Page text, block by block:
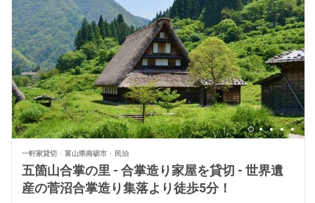
一軒家貸切 富山県南砺市 民泊
五箇山合掌の里 - 合掌造り家屋を貸切 - 世界遺
産の菅沼合掌造り集落より徒歩5分！